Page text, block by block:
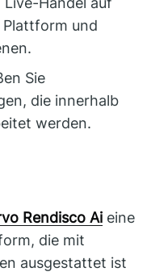
Plattform und
Sie
die innerhalb
werden.
Rendisco Ai eine
die mit
ausgestattet ist